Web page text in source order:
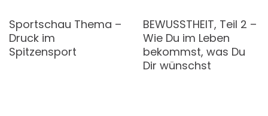
Sportschau Thema –
Druck im
Spitzensport
BEWUSSTHEIT, Teil 2 –
Wie Du im Leben
bekommst, was Du
Dir wünschst